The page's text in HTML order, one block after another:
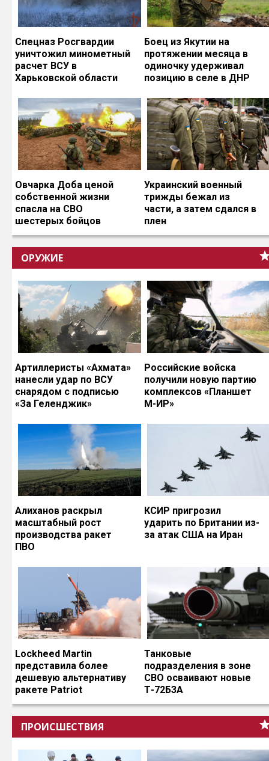
Спецназ Росгвардии
уничтожил минометный
расчет ВСУ в
Харьковской области
Боец из Якутии на
протяжении месяца в
одиночку удерживал
позицию в селе в ДНР
Овчарка Доба ценой
собственной жизни
спасла на СВО
шестерых бойцов
Украинский военный
трижды бежал из
части, а затем сдался в
плен
ОРУЖИЕ
Артиллеристы «Ахмата»
нанесли удар по ВСУ
снарядом с подписью
«За Геленджик»
Российские войска
получили новую партию
комплексов «Планшет
М-ИР»
Алиханов раскрыл
масштабный рост
производства ракет
ПВО
КСИР пригрозил
ударить по Британии из-
за атак США на Иран
Lockheed Martin
представила более
дешевую альтернативу
ракете Patriot
Танковые
подразделения в зоне
СВО осваивают новые
Т-72Б3А
ПРОИСШЕСТВИЯ